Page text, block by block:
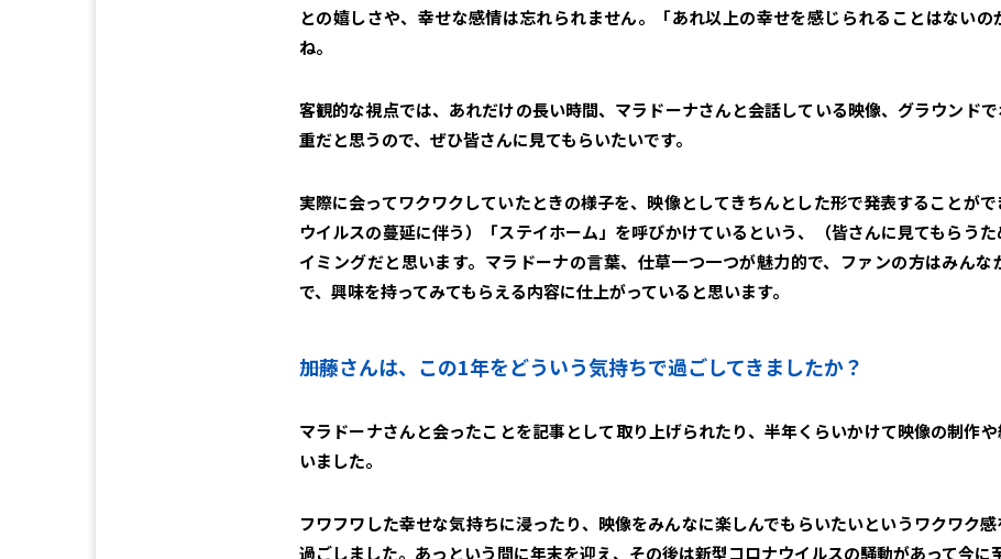
との嬉しさや、幸せな感情は忘れられません。「あれ以上の幸せを感じられることはない
ね。
客観的な視点では、あれだけの長い時間、マラドーナさんと会話している映像、グラウンド
重だと思うので、ぜひ皆さんに見てもらいたいです。
実際に会ってワクワクしていたときの様子を、映像としてきちんとした形で発表することが
ウイルスの蔓延に伴う）「ステイホーム」を呼びかけているという、（皆さんに見てもらう
イミングだと思います。マラドーナの言葉、仕草一つ一つが魅力的で、ファンの方はみんな
で、興味を持ってみてもらえる内容に仕上がっていると思います。
――加藤さんは、この1年をどういう気持ちで過ごしてきましたか？
マラドーナさんと会ったことを記事として取り上げられたり、半年くらいかけて映像の制作
いました。
フワフワした幸せな気持ちに浸ったり、映像をみんなに楽しんでもらいたいというワクワク
過ごしました。あっという間に年末を迎え、その後は新型コロナウイルスの騒動があって今に